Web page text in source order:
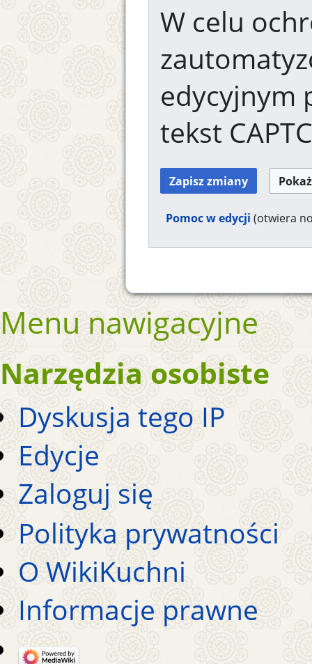
W celu
edycyjnym
tekst
Pomoc w edycji (otwiera
Menu nawigacyjne
Narzędzia osobiste
Dyskusja tego IP
Edycje
Zaloguj się
Polityka prywatności
O WikiKuchni
Informacje prawne